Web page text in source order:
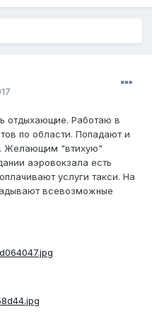
отдыхающие. Работаю в
по области. Попадают и
Желающим "втихую"
аэровокзала есть
услуги такси. На
всевозможные